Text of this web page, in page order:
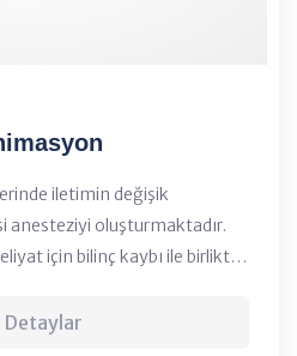
iletimin değişik
anesteziyi oluşturmaktadır.
için bilinç kaybı ile birlikte
zama...
Detaylar